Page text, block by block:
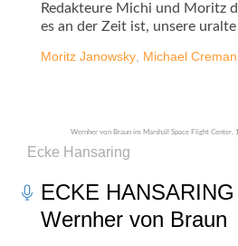
Redakteure Michi und Moritz
es an der Zeit ist, unsere
Moritz Janowsky Michael
Wernher von Braun im Marshall Space Flight
Ecke Hansaring
ECKE
Wernher von Braun